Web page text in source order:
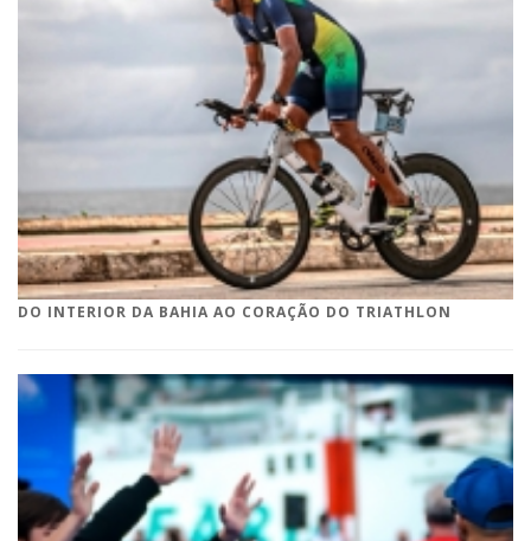
DO INTERIOR DA BAHIA AO CORAÇÃO DO TRIATHLON